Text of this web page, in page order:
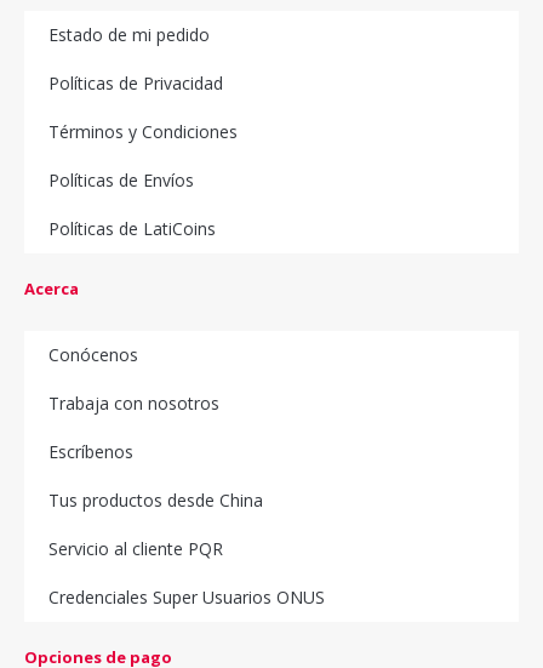
Estado de mi pedido
Políticas de Privacidad
Términos y Condiciones
Políticas de Envíos
Políticas de LatiCoins
Acerca
Conócenos
Trabaja con nosotros
Escríbenos
Tus productos desde China
Servicio al cliente PQR
Credenciales Super Usuarios ONUS
Opciones de pago